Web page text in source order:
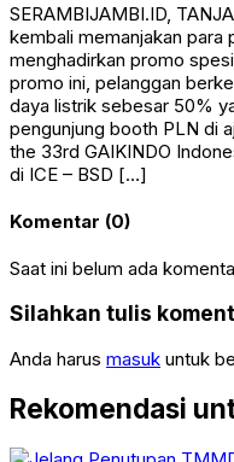
SERAMBIJAMBI.ID,
kembali memanjakan para
menghadirkan promo
promo ini, pelanggan
daya listrik sebesar 50%
pengunjung booth PLN di
the 33rd GAIKINDO
di ICE – BSD […]
Komentar (0)
Saat ini belum ada
Silahkan tulis
Anda harus masuk untuk
Rekomendasi